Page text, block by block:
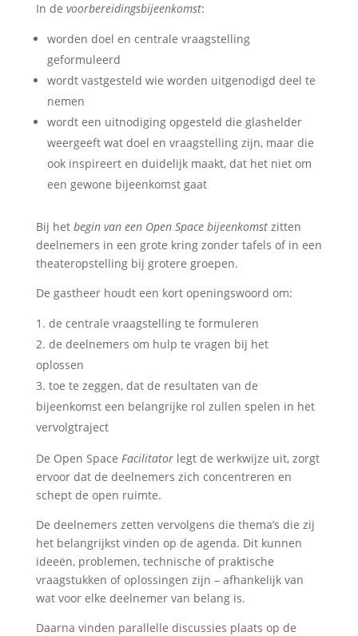
In de voorbereidingsbijeenkomst:
worden doel en centrale vraagstelling
geformuleerd
wordt vastgesteld wie worden uitgenodigd deel te
nemen
wordt een uitnodiging opgesteld die glashelder
weergeeft wat doel en vraagstelling zijn, maar die
ook inspireert en duidelijk maakt, dat het niet om
een gewone bijeenkomst gaat
Bij het begin van een Open Space bijeenkomstzitten
deelnemers in een grote kring zonder tafels of in een
theateropstelling bij grotere groepen.
De gastheer houdt een kort openingswoord om:
de centrale vraagstelling te formuleren
de deelnemers om hulp te vragen bij het
oplossen
toe te zeggen, dat de resultaten van de
bijeenkomst een belangrijke rol zullen spelen in het
vervolgtraject
De Open Space Facilitatorlegt de werkwijze uit, zorgt
ervoor dat de deelnemers zich concentreren en
schept de open ruimte.
De deelnemers zetten vervolgens die thema’s die zij
het belangrijkst vinden op de agenda. Dit kunnen
ideeën, problemen, technische of praktische
vraagstukken of oplossingen zijn – afhankelijk van
wat voor elke deelnemer van belang is.
Daarna vinden parallelle discussies plaats op de